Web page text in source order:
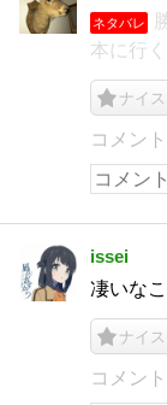
ネタバレ
本に行
ナイス
コメン
issei
凄いな
ナイス
コメン